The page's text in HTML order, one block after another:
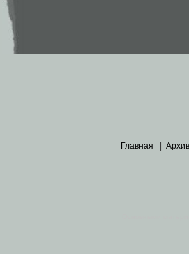
Главная